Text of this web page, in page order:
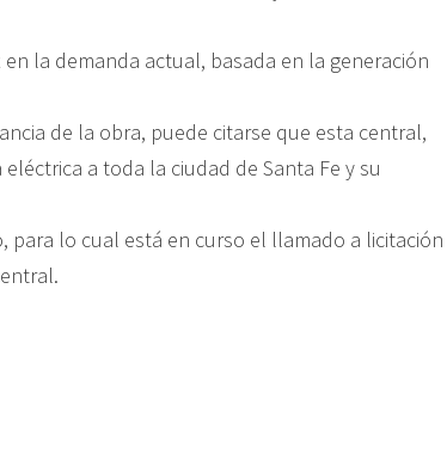
la demanda actual, basada en la generación
de la obra, puede citarse que esta central,
a toda la ciudad de Santa Fe y su
para lo cual está en curso el llamado a licitación